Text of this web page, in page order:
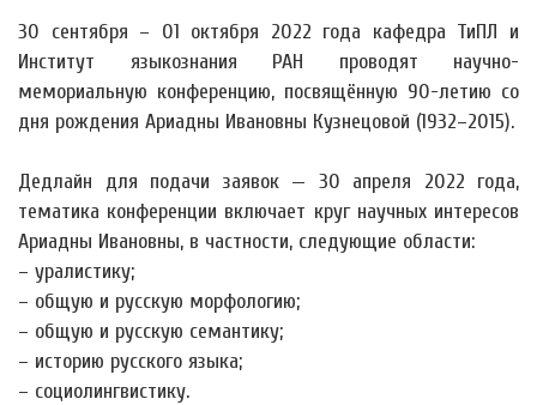
30 сентября – 01 октября 2022 года кафедра ТиПЛ и
Институт языкознания РАН проводят научно-
мемориальную конференцию, посвящённую 90-летию со
дня рождения Ариадны Ивановны Кузнецовой (1932–2015).
Дедлайн для подачи заявок — 30 апреля 2022 года,
тематика конференции включает круг научных интересов
Ариадны Ивановны, в частности, следующие области:
– уралистику;
– общую и русскую морфологию;
– общую и русскую семантику;
– историю русского языка;
– социолингвистику.